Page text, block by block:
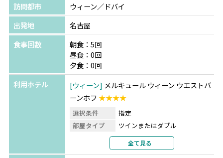
訪問都市
ウィーン／ドバイ
出発地
名古屋
食事回数
朝食：5回
昼食：0回
夕食：0回
利用ホテル
ウィーン
メルキュール ウィーン ウエストバ
ーンホフ★★★★
選択条件
指定
部屋タイプ
ツインまたはダブル
2名1室利用
部屋カテゴリ
全て見る